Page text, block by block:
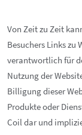
Von Zeit zu Zeit
Besuchers Links
verantwortlich für
Nutzung der
Billigung dieser
Produkte oder
Coil dar und